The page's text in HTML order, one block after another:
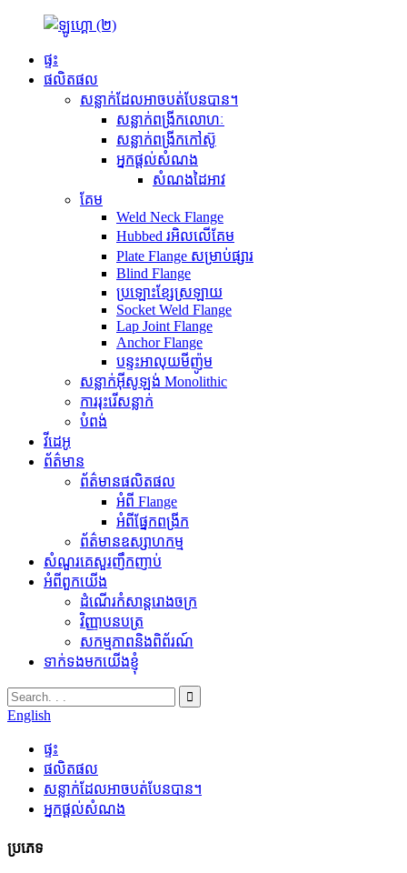
ផ្ទះ
ផលិតផល
សន្លាក់ដែលអាចបត់បែនបាន។
សន្លាក់ពង្រីកលោហៈ
សន្លាក់ពង្រីកកៅស៊ូ
អ្នកផ្តល់សំណង
សំណងដៃអាវ
គែម
Weld Neck Flange
Hubbed រអិលលើគែម
Plate Flange សម្រាប់ផ្សារ
Blind Flange
ប្រឡោះខ្សែស្រឡាយ
Socket Weld Flange
Lap Joint Flange
Anchor Flange
បន្ទះអាលុយមីញ៉ូម
សន្លាក់អ៊ីសូឡង់ Monolithic
ការរុះរើសន្លាក់
បំពង់
វីដេអូ
ព័ត៌មាន
ព័ត៌មានផលិតផល
អំពី Flange
អំពីផ្នែកពង្រីក
ព័ត៌មានឧស្សាហកម្ម
សំណួរគេសួរញឹកញាប់
អំពីពួកយើង
ដំណើរកំសាន្តរោងចក្រ
វិញ្ញាបនបត្រ
សកម្មភាពនិងពិព័រណ៍
ទាក់ទងមកយើងខ្ញុំ
English
ផ្ទះ
ផលិតផល
សន្លាក់ដែលអាចបត់បែនបាន។
អ្នកផ្តល់សំណង
ប្រភេទ